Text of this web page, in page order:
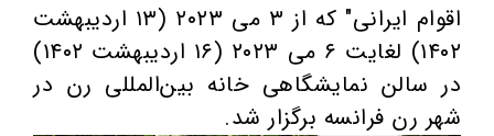
اقوام ایرانی" که از ۳ می ۲۰۲۳ (۱۳ اردیبهشت
۱۴۰۲) لغایت ۶ می ۲۰۲۳ (۱۶ اردیبهشت ۱۴۰۲)
در سالن نمایشگاهی خانه بین‌المللی رن در
شهر رن فرانسه برگزار شد.